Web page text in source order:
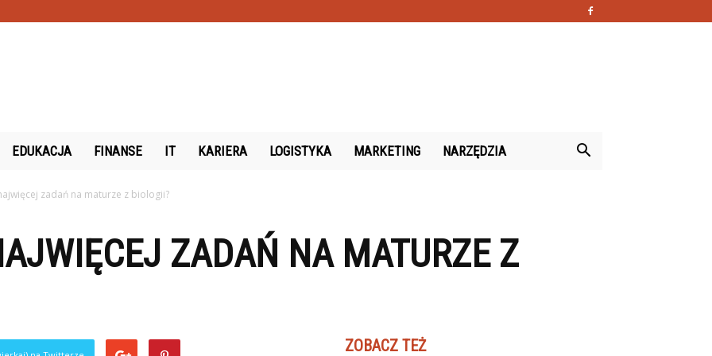
EDUKACJA FINANSE IT KARIERA LOGISTYKA MARKETING NARZĘDZIA
zadań na maturze z biologii?
ZADAŃ NA MATURZE Z
ZOBACZ TEŻ